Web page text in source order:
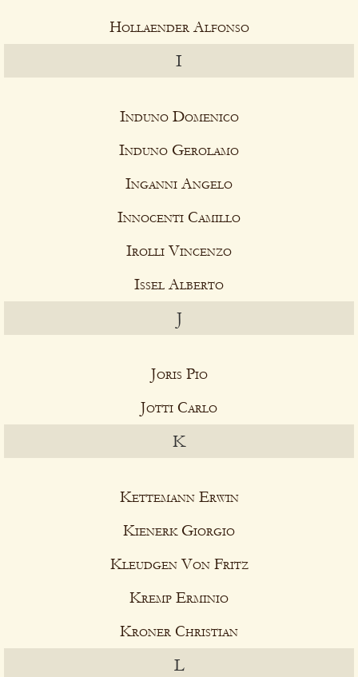
Hollaender Alfonso
I
Induno Domenico
Induno Gerolamo
Inganni Angelo
Innocenti Camillo
Irolli Vincenzo
Issel Alberto
J
Joris Pio
Jotti Carlo
K
Kettemann Erwin
Kienerk Giorgio
Kleudgen Von Fritz
Kremp Erminio
Kroner Christian
L